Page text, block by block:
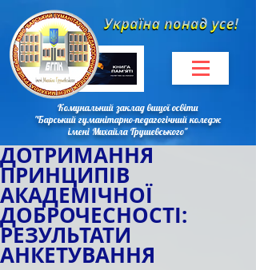
Комунальний заклад вищої освіти
"Барський гуманітарно-педагогічний коледж
імені Михайла Грушевського"
ДОТРИМАННЯ
ПРИНЦИПІВ
АКАДЕМІЧНОЇ
ДОБРОЧЕСНОСТІ:
РЕЗУЛЬТАТИ
АНКЕТУВАННЯ